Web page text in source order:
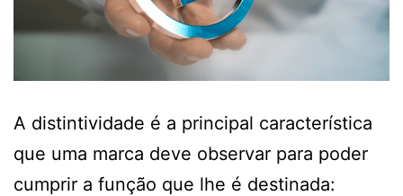
A distintividade é a principal característica
que uma marca deve observar para poder
cumprir a função que lhe é destinada: